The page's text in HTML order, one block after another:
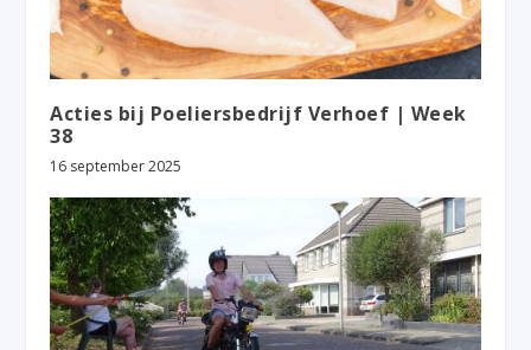
Acties bij Poeliersbedrijf Verhoef | Week
38
16 september 2025